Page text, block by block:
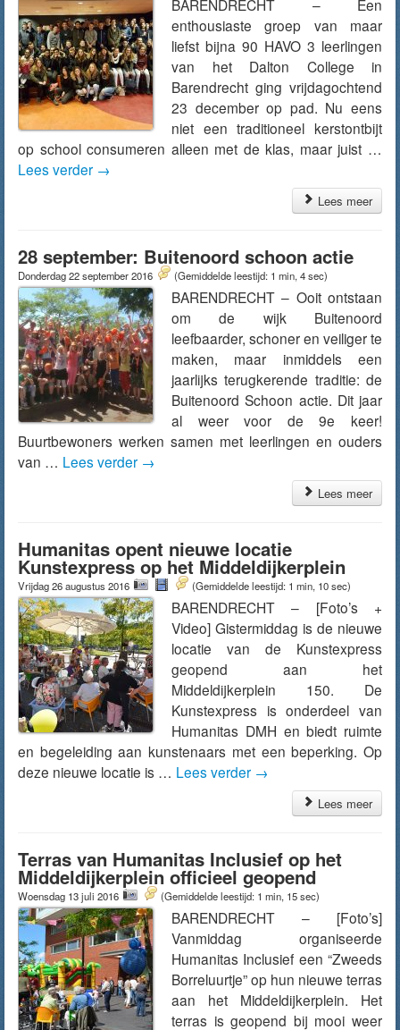
BARENDRECHT – Een
enthousiaste groep van maar
liefst bijna 90 HAVO 3 leerlingen
van het Dalton College in
Barendrecht ging vrijdagochtend
23 december op pad. Nu eens
niet een traditioneel kerstontbijt
op school consumeren alleen met de klas, maar juist …
Lees verder →
Lees meer
28 september: Buitenoord schoon actie
Donderdag 22 september 2016 (Gemiddelde leestijd: 1 min, 4 sec)
BARENDRECHT – Ooit ontstaan
om de wijk Buitenoord
leefbaarder, schoner en veiliger te
maken, maar inmiddels een
jaarlijks terugkerende traditie: de
Buitenoord Schoon actie. Dit jaar
al weer voor de 9e keer!
Buurtbewoners werken samen met leerlingen en ouders
van … Lees verder →
Lees meer
Humanitas opent nieuwe locatie
Kunstexpress op het Middeldijkerplein
Vrijdag 26 augustus 2016 (Gemiddelde leestijd: 1 min, 10 sec)
BARENDRECHT – [Foto’s +
Video] Gistermiddag is de nieuwe
locatie van de Kunstexpress
geopend aan het
Middeldijkerplein 150. De
Kunstexpress is onderdeel van
Humanitas DMH en biedt ruimte
en begeleiding aan kunstenaars met een beperking. Op
deze nieuwe locatie is … Lees verder →
Lees meer
Terras van Humanitas Inclusief op het
Middeldijkerplein officieel geopend
Woensdag 13 juli 2016 (Gemiddelde leestijd: 1 min, 15 sec)
BARENDRECHT – [Foto’s]
Vanmiddag organiseerde
Humanitas Inclusief een “Zweeds
Borreluurtje” op hun nieuwe terras
aan het Middeldijkerplein. Het
terras is geopend bij mooi weer